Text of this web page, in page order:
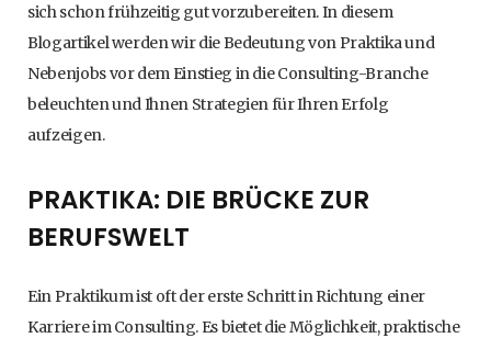
sich schon frühzeitig gut vorzubereiten. In diesem
Blogartikel werden wir die Bedeutung von Praktika und
Nebenjobs vor dem Einstieg in die Consulting-Branche
beleuchten und Ihnen Strategien für Ihren Erfolg
aufzeigen.
PRAKTIKA: DIE BRÜCKE ZUR
BERUFSWELT
Ein Praktikum ist oft der erste Schritt in Richtung einer
Karriere im Consulting. Es bietet die Möglichkeit, praktische